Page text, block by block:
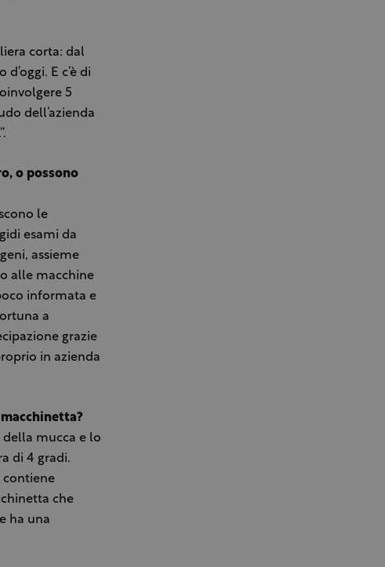
corta: dal
E c’è di
5
dell’azienda
o possono
le
esami da
assieme
alle macchine
informata e
a
grazie
in azienda
mucca e lo
di 4 gradi.
contiene
che
ha una